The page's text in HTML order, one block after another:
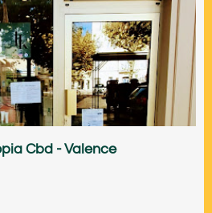
Cbd - Valence